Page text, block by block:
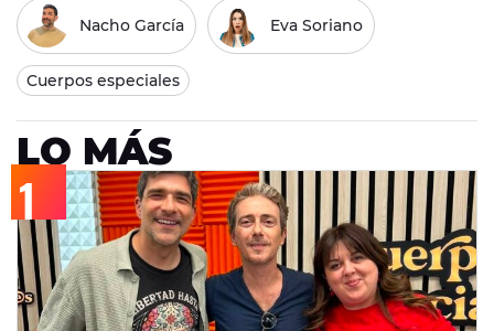
Nacho García Eva Soriano
Cuerpos especiales
LO MÁS